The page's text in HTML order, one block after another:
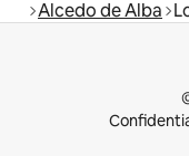
Alcedo de Alba